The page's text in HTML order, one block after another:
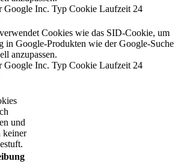
Google Inc. Typ Cookie Laufzeit 24
Cookies wie das SID-Cookie, um
in Google-Produkten wie der Google-Suche
anzupassen.
Google Inc. Typ Cookie Laufzeit 24
und
keiner